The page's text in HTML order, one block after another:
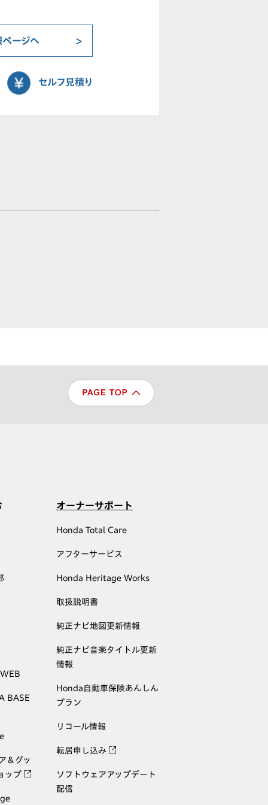
ページへ
セルフ見積り
BASE
＆グッ
ップ
オーナーサポート
Honda Total Care
アフターサービス
Honda Heritage Works
取扱説明書
純正ナビ地図更新情報
純正ナビ音楽タイトル更新
情報
Honda自動車保険あんしん
プラン
リコール情報
転居申し込み
ソフトウェアアップデート
配信